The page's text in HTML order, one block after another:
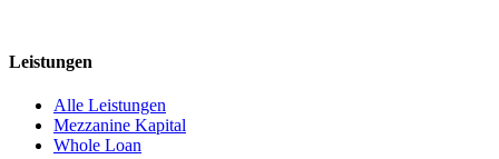
Leistungen
Alle Leistungen
Mezzanine Kapital
Whole Loan